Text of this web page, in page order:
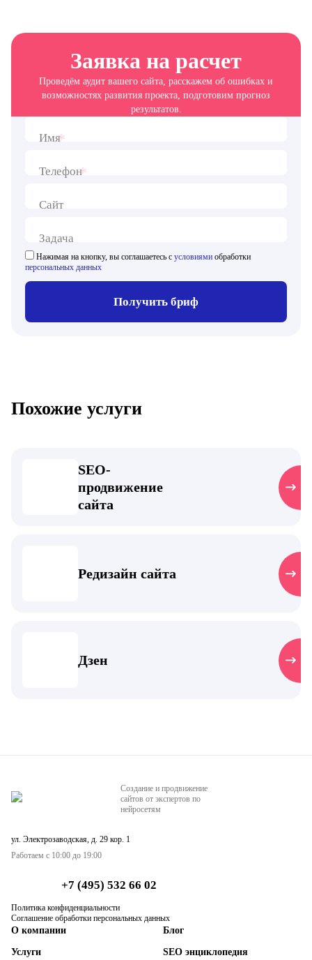
Заявка на расчет
Проведём аудит вашего сайта, расскажем об ошибках и
возможностях развития проекта, подготовим прогноз
результатов.
Имя*
Телефон*
Сайт
Задача
Нажимая на кнопку, вы соглашаетесь с условиями обработки
персональных данных
Получить бриф
Похожие услуги
SEO-
продвижение
сайта
Редизайн сайта
Дзен
Создание и продвижение
сайтов от экспертов по
нейросетям
ул. Электрозаводская, д. 29 кор. 1
Работаем с 10:00 до 19:00
+7 (495) 532 66 02
Политика конфиденциальности
Соглашение обработки персональных данных
О компании
Услуги
Блог
SEO энциклопедия